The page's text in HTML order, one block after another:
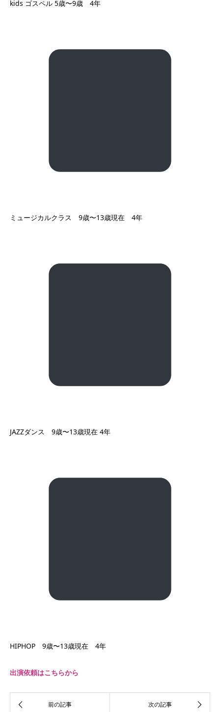
kids ゴスペル 5歳〜9歳 4年
ミュージカルクラス 9歳〜13歳現在 4年
JAZZダンス 9歳〜13歳現在 4年
HIPHOP 9歳〜13歳現在 4年
出演依頼はこちらから